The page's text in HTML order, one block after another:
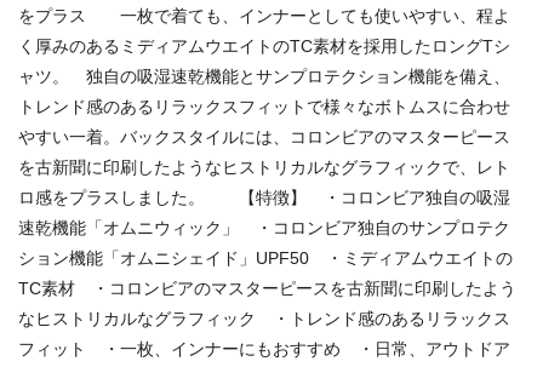
をプラス 一枚で着ても、インナーとしても使いやすい、程よ
く厚みのあるミディアムウエイトのTC素材を採用したロングTシ
ャツ。 独自の吸湿速乾機能とサンプロテクション機能を備え、
トレンド感のあるリラックスフィットで様々なボトムスに合わせ
やすい一着。バックスタイルには、コロンビアのマスターピース
を古新聞に印刷したようなヒストリカルなグラフィックで、レト
ロ感をプラスしました。 【特徴】 ・コロンビア独自の吸湿
速乾機能「オムニウィック」 ・コロンビア独自のサンプロテク
ション機能「オムニシェイド」UPF50 ・ミディアムウエイトの
TC素材 ・コロンビアのマスターピースを古新聞に印刷したよう
なヒストリカルなグラフィック ・トレンド感のあるリラックス
フィット ・一枚、インナーにもおすすめ ・日常、アウトドア